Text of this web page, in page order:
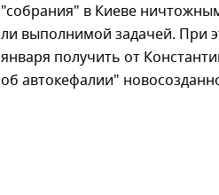
"собрания" в Киеве
ли выполнимой задачей. При
января получить от
об автокефалии"